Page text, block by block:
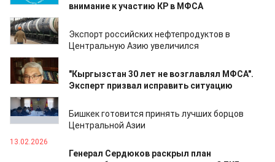
внимание к участию КР в МФСА
23.02.2026
Экспорт российских нефтепродуктов в
Центральную Азию увеличился
21.02.2026
"Кыргызстан 30 лет не возглавлял МФСА".
Эксперт призвал исправить ситуацию
19.02.2026
Бишкек готовится принять лучших борцов
Центральной Азии
13.02.2026
Генерал Сердюков раскрыл план